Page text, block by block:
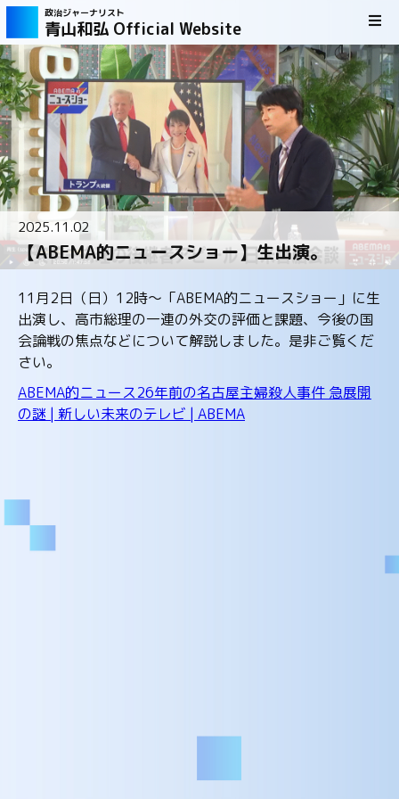
政治ジャーナリスト
青山和弘 Official Website
2025.11.02
【ABEMA的ニュースショー】生出演。
11月2日（日）12時～「ABEMA的ニュースショー」に生
出演し、高市総理の一連の外交の評価と課題、今後の国
会論戦の焦点などについて解説しました。是非ご覧くだ
さい。
ABEMA的ニュース26年前の名古屋主婦殺人事件 急展開
の謎 | 新しい未来のテレビ | ABEMA